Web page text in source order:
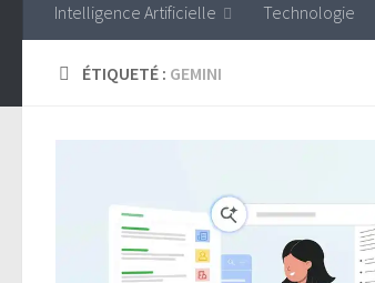
Intelligence Artificielle Technologie
ÉTIQUETÉ : GEMINI